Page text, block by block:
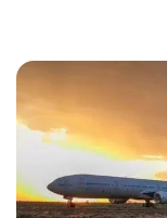
四、各航空公司要
疫情防控技术指南》
5%。